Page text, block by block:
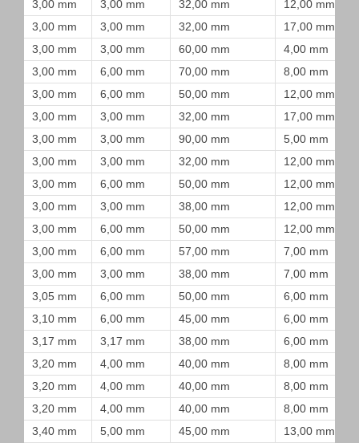
3,00 mm
3,00 mm 32,00 mm
12,00 mm
3,00 mm
3,00 mm 32,00 mm
17,00 mm
3,00 mm
3,00 mm 60,00 mm
4,00 mm
3,00 mm
6,00 mm 70,00 mm
8,00 mm
3,00 mm
6,00 mm 50,00 mm
12,00 mm
3,00 mm
3,00 mm 32,00 mm
17,00 mm
3,00 mm
3,00 mm 90,00 mm
5,00 mm
3,00 mm
3,00 mm 32,00 mm
12,00 mm
3,00 mm
6,00 mm 50,00 mm
12,00 mm
3,00 mm
3,00 mm 38,00 mm
12,00 mm
3,00 mm
6,00 mm 50,00 mm
12,00 mm
3,00 mm
6,00 mm 57,00 mm
7,00 mm
3,00 mm
3,00 mm 38,00 mm
7,00 mm
3,05 mm
6,00 mm 50,00 mm
6,00 mm
3,10 mm
6,00 mm 45,00 mm
6,00 mm
3,17 mm
3,17 mm 38,00 mm
6,00 mm
3,20 mm
4,00 mm 40,00 mm
8,00 mm
3,20 mm
4,00 mm 40,00 mm
8,00 mm
3,20 mm
4,00 mm 40,00 mm
8,00 mm
3,40 mm
5,00 mm 45,00 mm 13,00 mm